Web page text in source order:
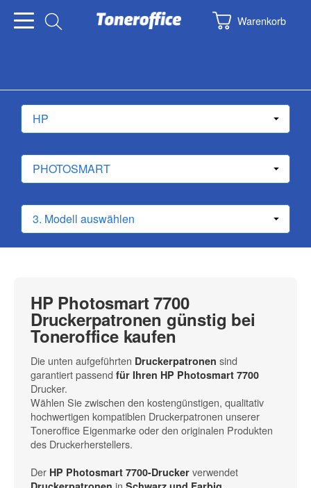
Warenkorb
HP Photosmart 7700
Druckerpatronen günstig bei
Toneroffice kaufen
Die unten aufgeführten Druckerpatronen sind
garantiert passend für Ihren HP Photosmart 7700
Drucker.
Wählen Sie zwischen den kostengünstigen, qualitativ
hochwertigen kompatiblen Druckerpatronen unserer
Toneroffice Eigenmarke oder den originalen Produkten
des Druckerherstellers.
Der HP Photosmart 7700-Drucker verwendet